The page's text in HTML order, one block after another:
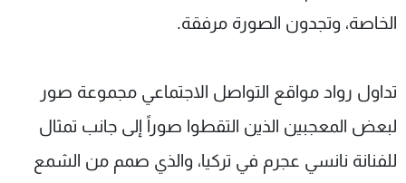
الخاصة، وتجدون الصورة مرفقة.
تداول رواد مواقع التواصل الاجتماعي مجموعة صور
لبعض المعجبين الذين التقطوا صوراً إلى جانب تمثال
للفنانة نانسي عجرم في تركيا، والذي صمم من الشمع